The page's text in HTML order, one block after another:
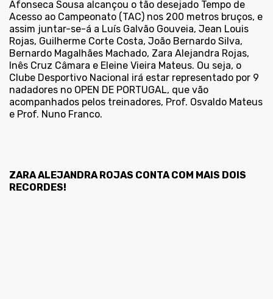
Afonseca Sousa alcançou o tão desejado Tempo de
Acesso ao Campeonato (TAC) nos 200 metros bruços, e
assim juntar-se-á a Luís Galvão Gouveia, Jean Louis
Rojas, Guilherme Corte Costa, João Bernardo Silva,
Bernardo Magalhães Machado, Zara Alejandra Rojas,
Inês Cruz Câmara e Eleine Vieira Mateus. Ou seja, o
Clube Desportivo Nacional irá estar representado por 9
nadadores no OPEN DE PORTUGAL, que vão
acompanhados pelos treinadores, Prof. Osvaldo Mateus
e Prof. Nuno Franco.
ZARA ALEJANDRA ROJAS CONTA COM MAIS DOIS
RECORDES!